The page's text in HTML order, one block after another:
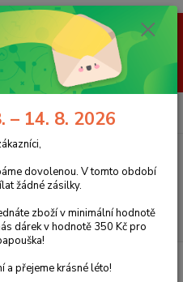
8. 2026 čerpáme dovolenou. V
zásilky. Pokud však v tomto
1 000 Kč vč. DPH, získáte
Vašeho papouška! Děkujeme za
krásné léto!
Menu
Hledat
– 14. 8. 2026
dovolenou. V tomto období
žádné zásilky.
zboží v minimální hodnotě
dárek v hodnotě 350 Kč pro
a přejeme krásné léto!